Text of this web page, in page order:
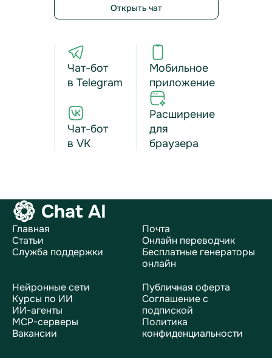
Открыть чат
Чат-бот
в Telegram
Чат-бот
в VK
Мобильное
приложение
Расширение
для
браузера
Chat AI
Главная
Статьи
Служба поддержки
Почта
Онлайн переводчик
Бесплатные генераторы
онлайн
Нейронные сети
Курсы по ИИ
ИИ-агенты
MCP-серверы
Вакансии
Публичная оферта
Соглашение с
подпиской
Политика
конфиденциальности